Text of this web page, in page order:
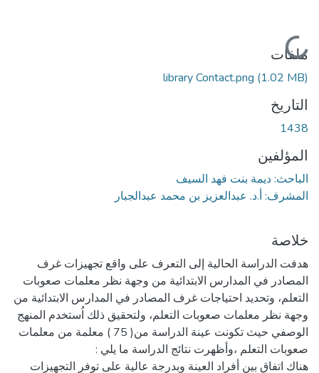
جاري التحميل...
ملفات
library Contact.png (1.02 MB)
التاريخ
1438
المؤلفين
الباحث: ديمة بنت فهد السيف
المشرف: أ.د. عبدالعزيز بن محمد عبدالجبار
خلاصة
هدفت الدراسة الحالية إلى التعرف على واقع تجهيزات غرف
المصادر في المدارس الابتدائية من وجهة نظر معلمات صعوبات
التعلم، وتحديد احتياجات غرف المصادر في المدارس الابتدائية من
وجهة نظر معلمات صعوبات التعلم، ولتحقيق ذلك اُستخدم المنهج
الوصفي حيث تكونت عينة الدراسة من( 75 ) معلمة من معلمات
هناك اتفاق بين أفراد العينة وبدرجة عالية على توفر التجهيزات